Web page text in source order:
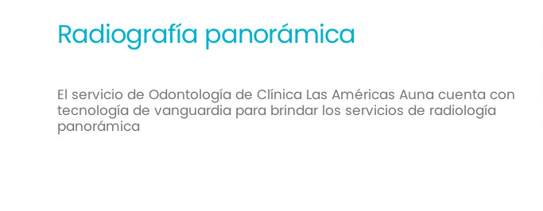
Radiografía panorámica
El servicio de Odontología de Clínica Las Américas Auna cuenta con
tecnología de vanguardia para brindar los servicios de radiología
panorámica